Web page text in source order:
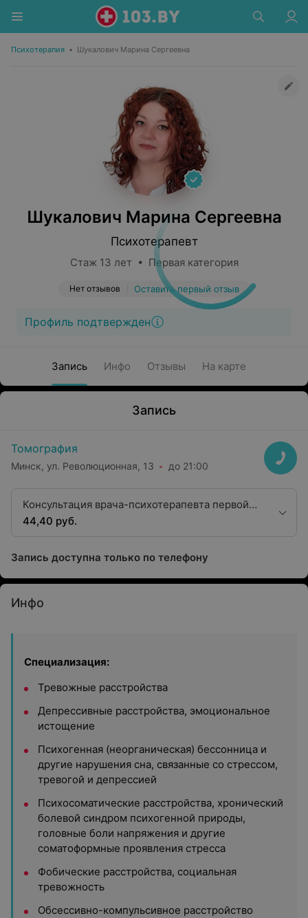
Психотерапия • Шукалович Марина Сергеевна
Шукалович Марина Сергеевна
Психотерапевт
Стаж 13 лет • Первая категория
Нет отзывов Оставить первый отзыв
Профиль подтвержден
Запись Инфо Отзывы На карте
Запись
Томография
Минск, ул. Революционная, 13 до 21:00
Консультация врача-психотерапевта первой
категории первичная
44,40 руб.
Запись доступна только по телефону
Инфо
Специализация:
Тревожные расстройства
Депрессивные расстройства, эмоциональное
истощение
Психогенная (неорганическая) бессонница и
другие нарушения сна, связанные со стрессом,
тревогой и депрессией
Психосоматические расстройства, хронический
болевой синдром психогенной природы,
головные боли напряжения и другие
соматоформные проявления стресса
Фобические расстройства, социальная
тревожность
Обсессивно-компульсивное расстройство